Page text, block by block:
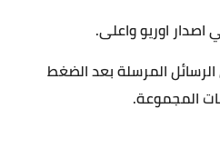
المرسلة بعد الضغط
المجموعة.